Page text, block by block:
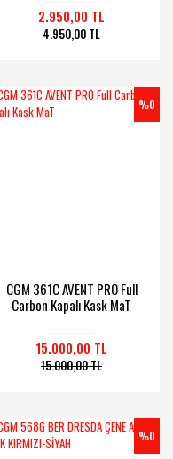
2.950,00 TL
4.950,00 TL
%0
CGM 361C AVENT PRO Full
Carbon Kapalı Kask MaT
15.000,00 TL
15.000,00 TL
%0